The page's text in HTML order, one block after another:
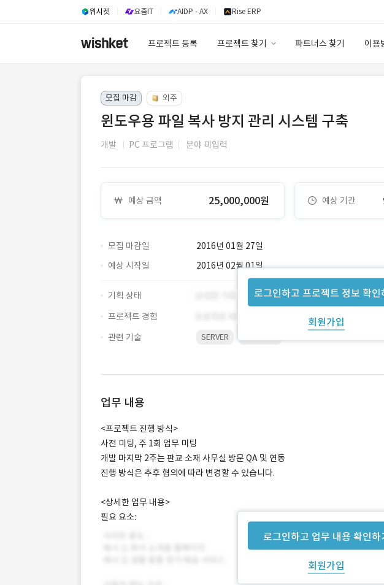
위시켓 요즘IT AIDP - AX Rise ERP
프로젝트 등록 프로젝트 찾기 파트너스 찾기 이용
모집 마감 외주
윈도우용 파일 복사 방지 관리 시스템 구축
개발 PC 프로그램 분야 미입력
예상 금액 25,000,000원 예상 기간
모집 마감일 2016년 01월 27일
로그인하고 프로젝트 정보 확인
회원가입
예상 시작일 2016년 02월 01일
기획 상태
프로젝트 경험
관련 기술
SERVER
업무 내용
로그인하고 업무 내용 확인하
회원가입
<프로젝트 진행 방식>
사전 미팅, 주 1회 업무 미팅
개발 마지막 2주는 판교 소재 사무실 방문 QA 및 연동
진행 방식은 추후 협의에 따라 변경할 수 있습니다.
<상세한 업무 내용>
필요 요소: